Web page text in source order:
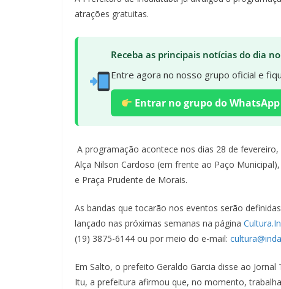
atrações gratuitas.
Receba as principais notícias do dia
Entre agora no nosso grupo oficial e
Entrar no grupo do WhatsApp
A programação acontece nos dias 28 de
Alça Nilson Cardoso (em frente ao Paço
e Praça Prudente de Morais.
As bandas que tocarão nos eventos serão
lançado nas próximas semanas na página
(19) 3875-6144 ou por meio do e-mail:
Em Salto, o prefeito Geraldo Garcia disse ao
Itu, a prefeitura afirmou que, no momento,